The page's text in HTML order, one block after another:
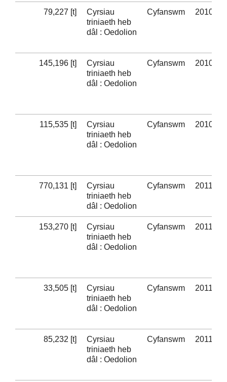
79,227 [t]
Cyrsiau
triniaeth heb
dâl : Oedolion
Cyfanswm 2010-11
145,196 [t]
Cyrsiau
triniaeth heb
dâl : Oedolion
Cyfanswm 2010-11
115,535 [t]
Cyrsiau
triniaeth heb
dâl : Oedolion
Cyfanswm 2010-11
770,131 [t]
Cyrsiau
triniaeth heb
dâl : Oedolion
Cyfanswm 2011-12
153,270 [t]
Cyrsiau
triniaeth heb
dâl : Oedolion
Cyfanswm 2011-12
33,505 [t]
Cyrsiau
triniaeth heb
dâl : Oedolion
Cyfanswm 2011-12
85,232 [t]
Cyrsiau
triniaeth heb
dâl : Oedolion
Cyfanswm 2011-12